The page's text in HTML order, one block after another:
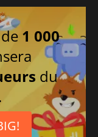
1 000
du